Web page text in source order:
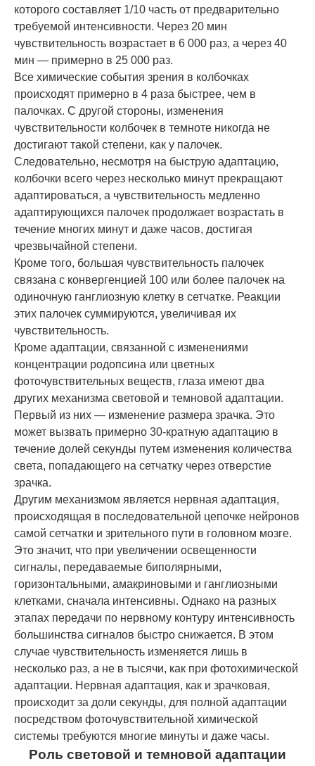
которого составляет 1/10 часть от предварительно
требуемой интенсивности. Через 20 мин
чувствительность возрастает в 6 000 раз, а через 40
мин — примерно в 25 000 раз.
Все химические события зрения в колбочках
происходят примерно в 4 раза быстрее, чем в
палочках. С другой стороны, изменения
чувствительности колбочек в темноте никогда не
достигают такой степени, как у палочек.
Следовательно, несмотря на быструю адаптацию,
колбочки всего через несколько минут прекращают
адаптироваться, а чувствительность медленно
адаптирующихся палочек продолжает возрастать в
течение многих минут и даже часов, достигая
чрезвычайной степени.
Кроме того, большая чувствительность палочек
связана с конвергенцией 100 или более палочек на
одиночную ганглиозную клетку в сетчатке. Реакции
этих палочек суммируются, увеличивая их
чувствительность.
Кроме адаптации, связанной с изменениями
концентрации родопсина или цветных
фоточувствительных веществ, глаза имеют два
других механизма световой и темновой адаптации.
Первый из них — изменение размера зрачка. Это
может вызвать примерно 30-кратную адаптацию в
течение долей секунды путем изменения количества
света, попадающего на сетчатку через отверстие
зрачка.
Другим механизмом является нервная адаптация,
происходящая в последовательной цепочке нейронов
самой сетчатки и зрительного пути в головном мозге.
Это значит, что при увеличении освещенности
сигналы, передаваемые биполярными,
горизонтальными, амакриновыми и ганглиозными
клетками, сначала интенсивны. Однако на разных
этапах передачи по нервному контуру интенсивность
большинства сигналов быстро снижается. В этом
случае чувствительность изменяется лишь в
несколько раз, а не в тысячи, как при фотохимической
адаптации. Нервная адаптация, как и зрачковая,
происходит за доли секунды, для полной адаптации
посредством фоточувствительной химической
системы требуются многие минуты и даже часы.
Роль световой и темновой адаптации